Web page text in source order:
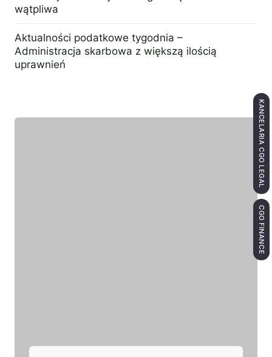
wątpliwa
Aktualności podatkowe tygodnia –
Administracja skarbowa z większą ilością
uprawnień
KANCELARIA CGO LEGAL
CGO FINANCE